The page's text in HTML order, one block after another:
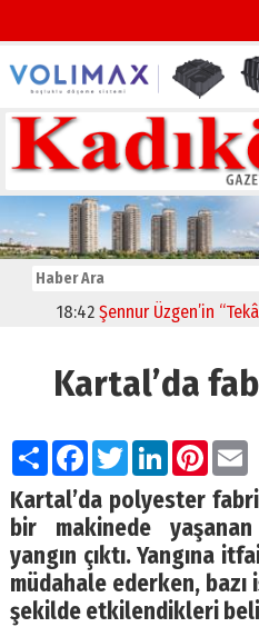
18:42 Şennur Üzgen’in
Kartal’da
PaylaşFacebook
TwitterLinkedIn
Kartal’da polyester
bir makinede yaşanan
yangın çıktı. Yangına
müdahale ederken,
şekilde etkilendikleri